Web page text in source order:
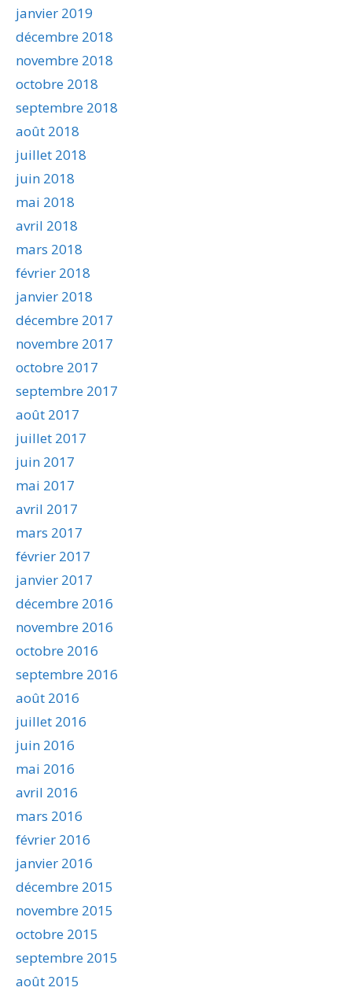
janvier 2019
décembre 2018
novembre 2018
octobre 2018
septembre 2018
août 2018
juillet 2018
juin 2018
mai 2018
avril 2018
mars 2018
février 2018
janvier 2018
décembre 2017
novembre 2017
octobre 2017
septembre 2017
août 2017
juillet 2017
juin 2017
mai 2017
avril 2017
mars 2017
février 2017
janvier 2017
décembre 2016
novembre 2016
octobre 2016
septembre 2016
août 2016
juillet 2016
juin 2016
mai 2016
avril 2016
mars 2016
février 2016
janvier 2016
décembre 2015
novembre 2015
octobre 2015
septembre 2015
août 2015